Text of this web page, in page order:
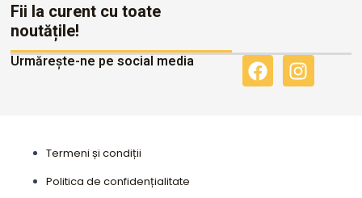
Fii la curent cu toate
noutățile!
Urmărește-ne pe social media
F
a
I
n
Termeni și condiții
Politica de confidențialitate